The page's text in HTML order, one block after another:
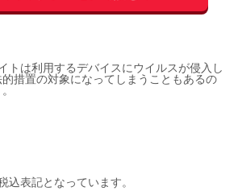
トは利用するデバイスにウイルスが侵入し
措置の対象になってしまうこともあるの
表記となっています。